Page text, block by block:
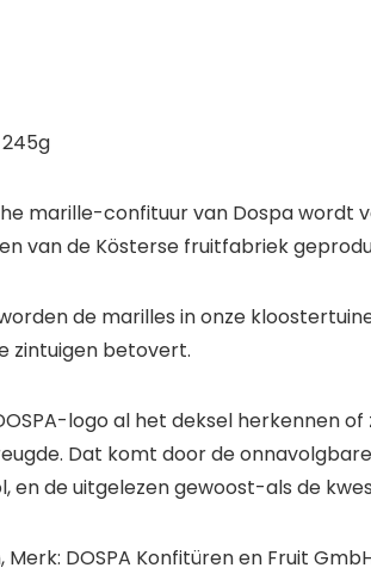
marille-confituur van Dospa wordt
van de Kösterse fruitfabriek
de marilles in onze
zintuigen betovert.
logo al het deksel herkennen
Dat komt door de
en de uitgelezen gewoost-als de
DOSPA Konfitüren en Fruit